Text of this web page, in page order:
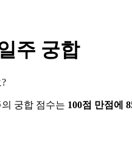
주 궁합
궁합 점수는 100점 만점에